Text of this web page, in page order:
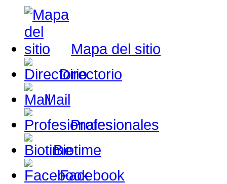
Mapa del sitio
Directorio
Mail
Profesionales
Biotime
Facebook